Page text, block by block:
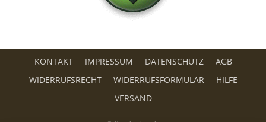
KONTAKT IMPRESSUM DATENSCHUTZ
AGB
WIDERRUFSRECHT
WIDERRUFSFORMULAR
HILFE
VERSAND